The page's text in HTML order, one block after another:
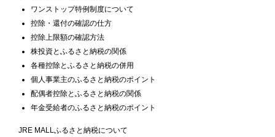
ワンストップ特例制度について
控除・還付の確認の仕方
控除上限額の確認方法
株投資とふるさと納税の関係
各種控除とふるさと納税の併用
個人事業主のふるさと納税のポイント
配偶者控除とふるさと納税の関係
年金受給者のふるさと納税のポイント
JRE MALLふるさと納税について